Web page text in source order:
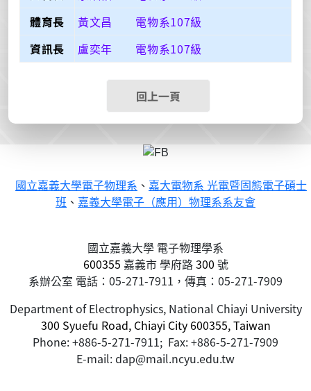
體育長
黃文昌 電物系107級
資訊長
盧奕年 電物系107級
回上一頁
國立嘉義大學電子物理系 、 嘉大電物系 光電暨固態電子碩士
班 、 嘉義大學電子（應用）物理系系友會
國立嘉義大學 電子物理學系
600355 嘉義市學府路300 號
系辦公室 電話：05-271-7911，傳真：05-271-7909
Department of Electrophysics, National Chiayi University
300 Syuefu Road, Chiayi City 600355, Taiwan
Phone: +886-5-271-7911; Fax: +886-5-271-7909
E-mail: dap@mail.ncyu.edu.tw